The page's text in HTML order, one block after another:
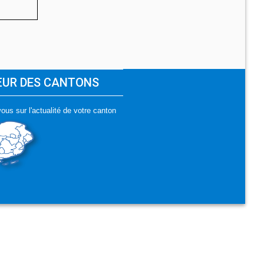
DES CANTONS
sur l'actualité de votre canton